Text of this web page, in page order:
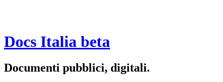
Docs Italia beta
Documenti pubblici, digitali.